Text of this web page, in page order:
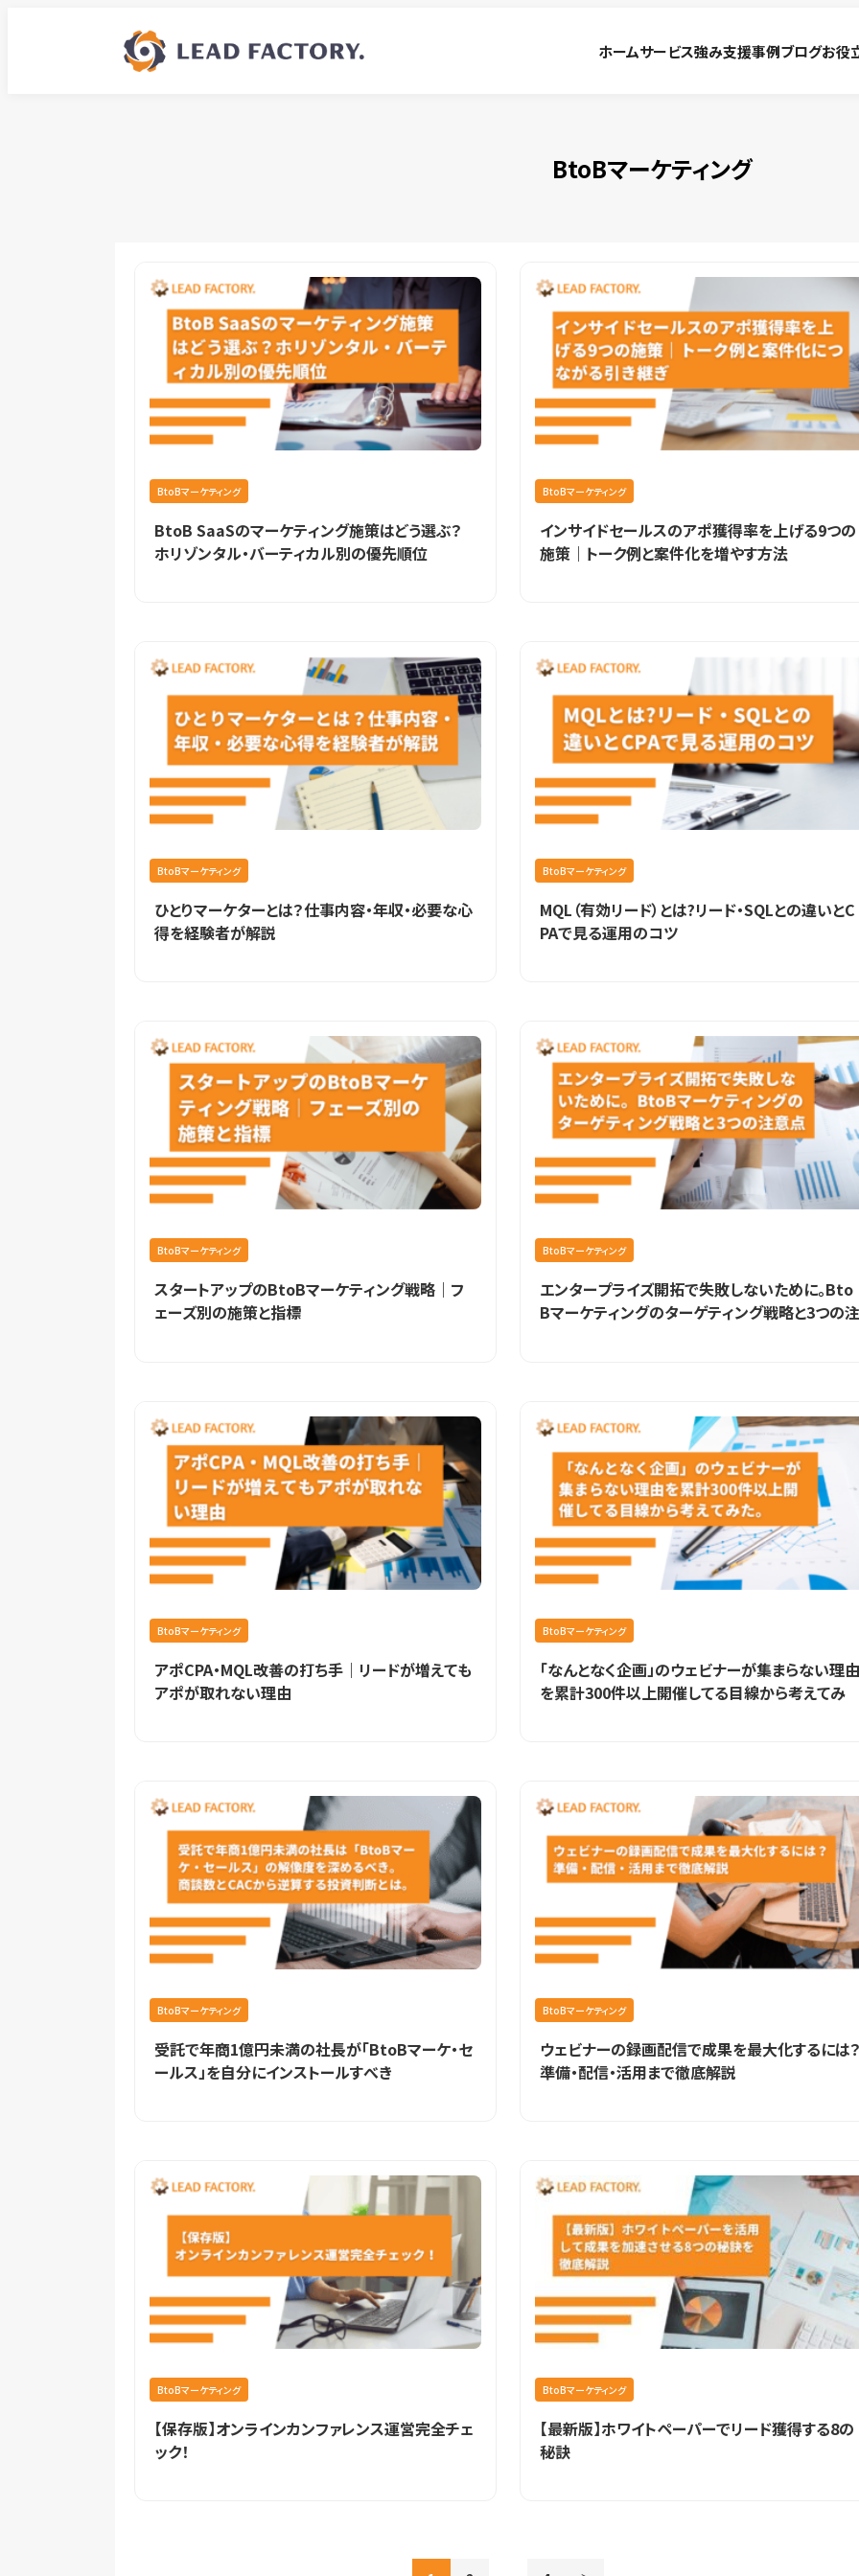
ホームサービス強み支援事例ブログお役
BtoBマーケティング
BtoBマーケティング
BtoB SaaSのマーケティング施策はどう選ぶ？
ホリゾンタル・バーティカル別の優先順位
BtoBマーケティング
インサイドセールスのアポ獲得率を上げる9つの
施策｜トーク例と案件化を増やす方法
BtoBマーケティング
ひとりマーケターとは？仕事内容・年収・必要な心
得を経験者が解説
BtoBマーケティング
MQL（有効リード）とは?リード・SQLとの違いとC
PAで見る運用のコツ
BtoBマーケティング
スタートアップのBtoBマーケティング戦略｜フ
ェーズ別の施策と指標
BtoBマーケティング
エンタープライズ開拓で失敗しないために。Bto
Bマーケティングのターゲティング戦略と3つの注
BtoBマーケティング
アポCPA・MQL改善の打ち手｜リードが増えても
アポが取れない理由
BtoBマーケティング
「なんとなく企画」のウェビナーが集まらない理由
を累計300件以上開催してる目線から考えてみ
BtoBマーケティング
受託で年商1億円未満の社長が「BtoBマーケ・セ
ールス」を自分にインストールすべき
BtoBマーケティング
ウェビナーの録画配信で成果を最大化するには
準備・配信・活用まで徹底解説
BtoBマーケティング
【保存版】オンラインカンファレンス運営完全チェ
ック！
BtoBマーケティング
【最新版】ホワイトペーパーでリード獲得する8の
秘訣